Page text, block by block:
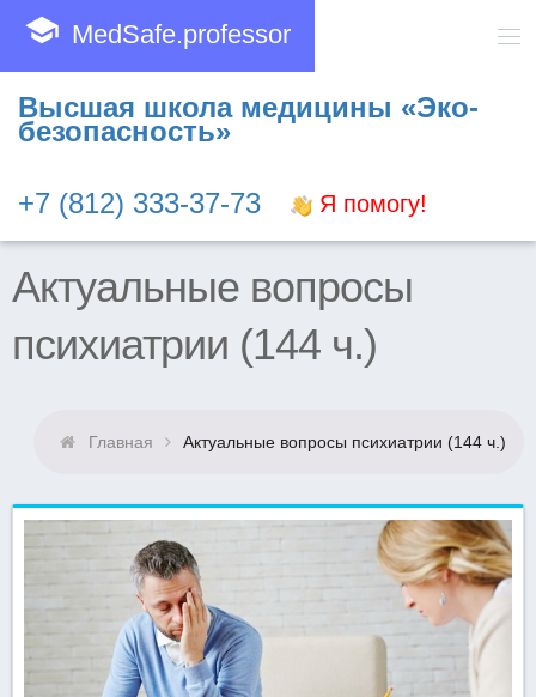
school MedSafe.professor
Высшая школа медицины «Эко-
безопасность»
+7 (812) 333-37-73 Я помогу!
Актуальные вопросы
психиатрии (144 ч.)
Главная Актуальные вопросы психиатрии (144 ч.)